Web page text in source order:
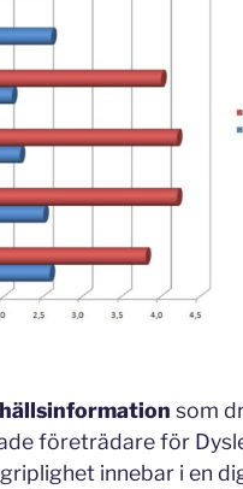
som
företrädare för
innebar i en